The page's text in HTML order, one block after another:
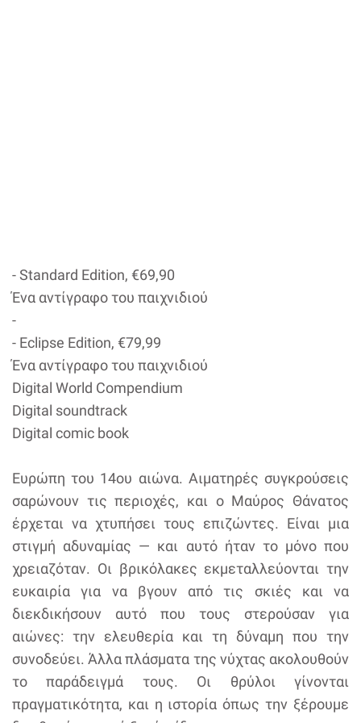
- Standard Edition, €69,90
Ένα αντίγραφο του παιχνιδιού
-
- Eclipse Edition, €79,99
Ένα αντίγραφο του παιχνιδιού
Digital World Compendium
Digital soundtrack
Digital comic book
Ευρώπη του 14ου αιώνα. Αιματηρές συγκρούσεις
σαρώνουν τις περιοχές, και ο Μαύρος Θάνατος
έρχεται να χτυπήσει τους επιζώντες. Είναι μια
στιγμή αδυναμίας — και αυτό ήταν το μόνο που
χρειαζόταν. Οι βρικόλακες εκμεταλλεύονται την
ευκαιρία για να βγουν από τις σκιές και να
διεκδικήσουν αυτό που τους στερούσαν για
αιώνες: την ελευθερία και τη δύναμη που την
συνοδεύει. Άλλα πλάσματα της νύχτας ακολουθούν
το παράδειγμά τους. Οι θρύλοι γίνονται
πραγματικότητα, και η ιστορία όπως την ξέρουμε